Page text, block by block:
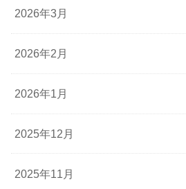
2026年3月
2026年2月
2026年1月
2025年12月
2025年11月